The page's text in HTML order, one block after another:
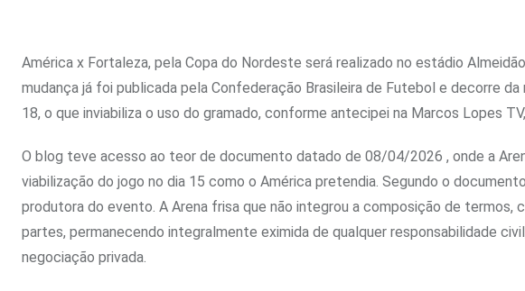
América x Fortaleza, pela Copa do Nordeste será realizado no estádio
mudança já foi publicada pela Confederação Brasileira de Futebol e decorre
18, o que inviabiliza o uso do gramado, conforme antecipei na Marcos Lopes
O blog teve acesso ao teor de documento datado de 08/04/2026 , onde a
viabilização do jogo no dia 15 como o América pretendia. Segundo o
produtora do evento. A Arena frisa que não integrou a composição de
partes, permanecendo integralmente eximida de qualquer responsabilidade
negociação privada.